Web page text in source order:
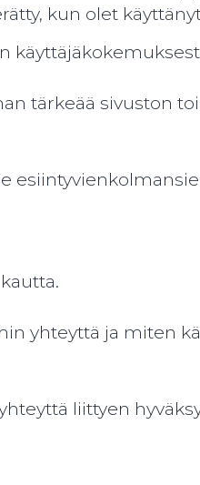
kun olet
tärkeää sivuston
yhteyttä ja miten
liittyen